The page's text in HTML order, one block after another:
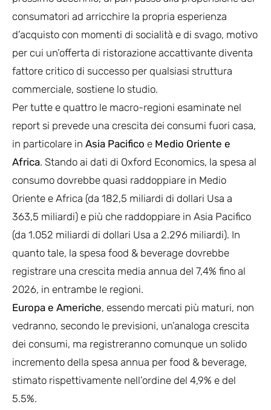
consumatori ad arricchire la propria esperienza
d’acquisto con momenti di socialità e di svago, motivo
per cui un’offerta di ristorazione accattivante diventa
fattore critico di successo per qualsiasi struttura
commerciale, sostiene lo studio.
Per tutte e quattro le macro-regioni esaminate nel
report si prevede una crescita dei consumi fuori casa,
in particolare in Asia Pacifico e Medio Oriente e
Africa. Stando ai dati di Oxford Economics, la spesa al
consumo dovrebbe quasi raddoppiare in Medio
Oriente e Africa (da 182,5 miliardi di dollari Usa a
363,5 miliardi) e più che raddoppiare in Asia Pacifico
(da 1.052 miliardi di dollari Usa a 2.296 miliardi). In
quanto tale, la spesa food & beverage dovrebbe
registrare una crescita media annua del 7,4% fino al
2026, in entrambe le regioni.
Europa e Americhe, essendo mercati più maturi, non
vedranno, secondo le previsioni, un’analoga crescita
dei consumi, ma registreranno comunque un solido
incremento della spesa annua per food & beverage,
stimato rispettivamente nell’ordine del 4,9% e del
5.5%.